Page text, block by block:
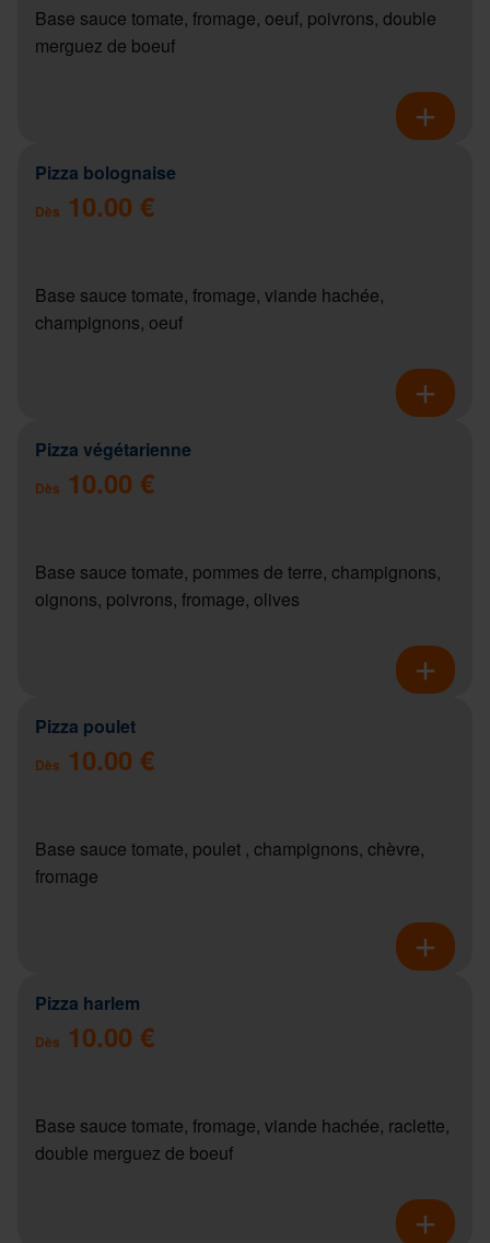
Base sauce tomate, fromage, oeuf, poivrons, double
merguez de boeuf
Pizza bolognaise
Dès 10.00 €
Base sauce tomate, fromage, viande hachée,
champignons, oeuf
Pizza végétarienne
Dès 10.00 €
Base sauce tomate, pommes de terre, champignons,
oignons, poivrons, fromage, olives
Pizza poulet
Dès 10.00 €
Base sauce tomate, poulet , champignons, chèvre,
fromage
Pizza harlem
Dès 10.00 €
Base sauce tomate, fromage, viande hachée, raclette,
double merguez de boeuf